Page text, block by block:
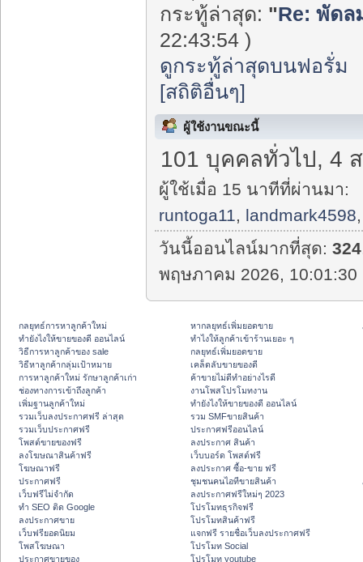
กระทู้ล่าสุด: "Re: พัดล
22:43:54 )
ดูกระทู้ล่าสุดบนฟอรั่ม
[สถิติอื่นๆ]
ผู้ใช้งานขณะนี้
101 บุคคลทั่วไป, 4
ผู้ใช้เมื่อ 15 นาทีที่ผ่านมา:
runtoga11, landmark4598
วันนี้ออนไลน์มากที่สุด:324
พฤษภาคม 2026, 10:01:30
กลยุทธ์การหาลูกค้าใหม่
ทํายังไงให้ขายของดี ออนไลน์
วิธีการหาลูกค้าของ sale
วิธีหาลูกค้ากลุ่มเป้าหมาย
การหาลูกค้าใหม่ รักษาลูกค้าเก่า
ช่องทางการเข้าถึงลูกค้า
เพิ่มฐานลูกค้าใหม่
รวมเว็บลงประกาศฟรี ล่าสุด
รวมเว็บประกาศฟรี
โพสต์ขายของฟรี
ลงโฆษณาสินค้าฟรี
โฆษณาฟรี
ประกาศฟรี
เว็บฟรีไม่จำกัด
ทำ SEO ติด Google
ลงประกาศขาย
เว็บฟรียอดนิยม
โพสโฆษณา
ประกาศขายของ
หากลยุทธ์เพิ่มยอดขาย
ทําไงให้ลูกค้าเข้าร้านเยอะ ๆ
กลยุทธ์เพิ่มยอดขาย
เคล็ดลับขายของดี
ค้าขายไม่ดีทำอย่างไรดี
งานโพสโปรโมทงาน
ทํายังไงให้ขายของดี ออนไลน์
รวม SMFขายสินค้า
ประกาศฟรีออนไลน์
ลงประกาศ สินค้า
เว็บบอร์ด โพสต์ฟรี
ลงประกาศ ซื้อ-ขาย ฟรี
ชุมชนคนไอทีขายสินค้า
ลงประกาศฟรีใหม่ๆ 2023
โปรโมทธุรกิจฟรี
โปรโมทสินค้าฟรี
แจกฟรี รายชื่อเว็บลงประกาศฟรี
โปรโมท Social
โปรโมท youtube